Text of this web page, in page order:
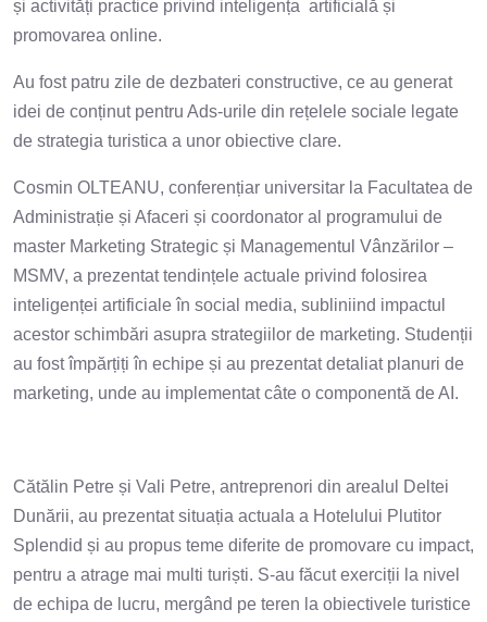
și activități practice privind inteligența artificială și
promovarea online.
Au fost patru zile de dezbateri constructive, ce au generat
idei de conținut pentru Ads-urile din rețelele sociale legate
de strategia turistica a unor obiective clare.
Cosmin OLTEANU, conferențiar universitar la Facultatea de
Administrație și Afaceri și coordonator al programului de
master Marketing Strategic și Managementul Vânzărilor –
MSMV, a prezentat tendințele actuale privind folosirea
inteligenței artificiale în social media, subliniind impactul
acestor schimbări asupra strategiilor de marketing. Studenții
au fost împărțiți în echipe și au prezentat detaliat planuri de
marketing, unde au implementat câte o componentă de AI.
Cătălin Petre și Vali Petre, antreprenori din arealul Deltei
Dunării, au prezentat situația actuala a Hotelului Plutitor
Splendid și au propus teme diferite de promovare cu impact,
pentru a atrage mai multi turiști. S-au făcut exerciții la nivel
de echipa de lucru, mergând pe teren la obiectivele turistice